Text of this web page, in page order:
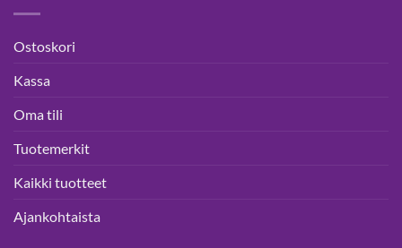
Ostoskori
Kassa
Oma tili
Tuotemerkit
Kaikki tuotteet
Ajankohtaista